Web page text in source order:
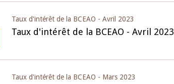
Taux d'intérêt de la BCEAO - Avril 2023
Taux d'intérêt de la BCEAO - Avril 2023
Taux d'intérêt de la BCEAO - Mars 2023